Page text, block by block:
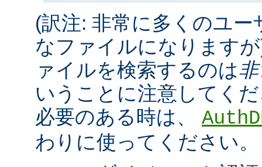
(訳注: 非常に多くのユ
なファイルになります
ァイルを検索するのは
いうことに注意してく
必要のある時は、
わりに使ってください。